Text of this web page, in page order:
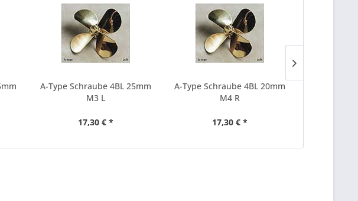
A-Type Schraube 4BL 25mm
M3 L
17,30 € *
A-Type Schraube 4BL 20mm
M4 R
17,30 € *